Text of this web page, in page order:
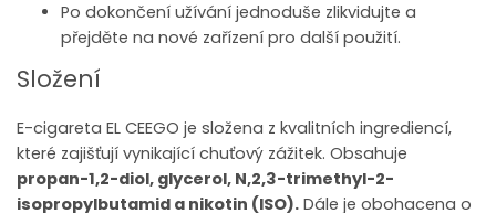
Po dokončení užívání jednoduše zlikvidujte a
přejděte na nové zařízení pro další použití.
Složení
E-cigareta EL CEEGO je složena z kvalitních ingrediencí,
které zajišťují vynikající chuťový zážitek. Obsahuje
propan-1,2-diol, glycerol, N,2,3-trimethyl-2-
isopropylbutamid a nikotin (ISO). Dále je obohacena o